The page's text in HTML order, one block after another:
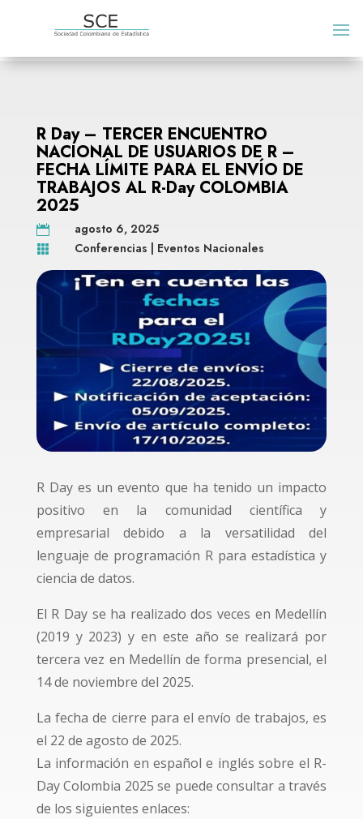
R Day – TERCER ENCUENTRO
NACIONAL DE USUARIOS DE R –
FECHA LÍMITE PARA EL ENVÍO DE
TRABAJOS AL R-Day COLOMBIA
2025
 agosto 6, 2025
 Conferencias Eventos Nacionales
R Day es un evento que ha tenido un impacto
positivo en la comunidad científica y
empresarial debido a la versatilidad del
lenguaje de programación R para estadística y
ciencia de datos.
El R Day se ha realizado dos veces en Medellín
(2019 y 2023) y en este año se realizará por
tercera vez en Medellín de forma presencial, el
14 de noviembre del 2025.
La fecha de cierre para el envío de trabajos, es
el 22 de agosto de 2025.
La información en español e inglés sobre el R-
Day Colombia 2025 se puede consultar a través
de los siguientes enlaces: